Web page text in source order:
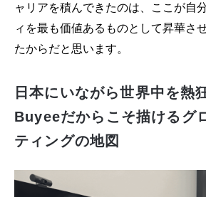
ャリアを積んできたのは、ここが自
ィを最も価値あるものとして昇華さ
たからだと思います。
日本にいながら世界中を熱
Buyeeだからこそ描けるグ
ティングの地図